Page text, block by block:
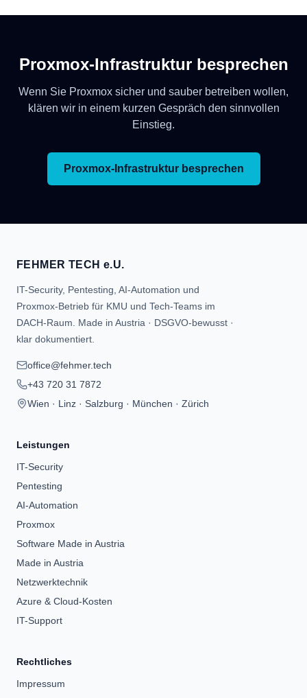
Proxmox-Infrastruktur besprechen
Wenn Sie Proxmox sicher und sauber betreiben wollen,
klären wir in einem kurzen Gespräch den sinnvollen
Einstieg.
Proxmox-Infrastruktur besprechen
FEHMER TECH e.U.
IT-Security, Pentesting, AI-Automation und
Proxmox-Betrieb für KMU und Tech-Teams im
DACH-Raum. Made in Austria · DSGVO-bewusst ·
klar dokumentiert.
office@fehmer.tech
+43 720 31 7872
Wien · Linz · Salzburg · München · Zürich
Leistungen
IT-Security
Pentesting
AI-Automation
Proxmox
Software Made in Austria
Made in Austria
Netzwerktechnik
Azure & Cloud-Kosten
IT-Support
Rechtliches
Impressum